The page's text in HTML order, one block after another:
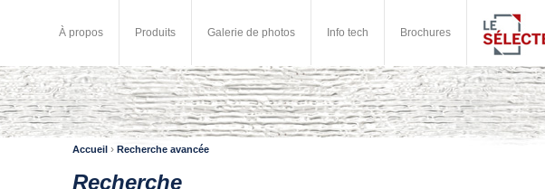
À propos Produits Galerie de photos Info tech Brochures
Accueil › Recherche avancée
Recherche